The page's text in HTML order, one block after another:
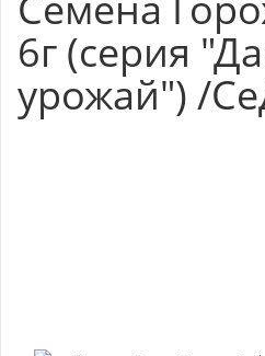
6г (серия
урожай") /